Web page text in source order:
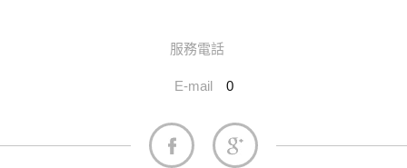
服務電話
E-mail 0